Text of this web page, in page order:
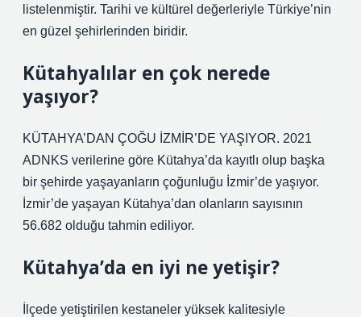
listelenmiştir. Tarihi ve kültürel değerleriyle Türkiye’nin
en güzel şehirlerinden biridir.
Kütahyalılar en çok nerede
yaşıyor?
KÜTAHYA’DAN ÇOĞU İZMİR’DE YAŞIYOR. 2021
ADNKS verilerine göre Kütahya’da kayıtlı olup başka
bir şehirde yaşayanların çoğunluğu İzmir’de yaşıyor.
İzmir’de yaşayan Kütahya’dan olanların sayısının
56.682 olduğu tahmin ediliyor.
Kütahya’da en iyi ne yetişir?
İlçede yetiştirilen kestaneler yüksek kalitesiyle